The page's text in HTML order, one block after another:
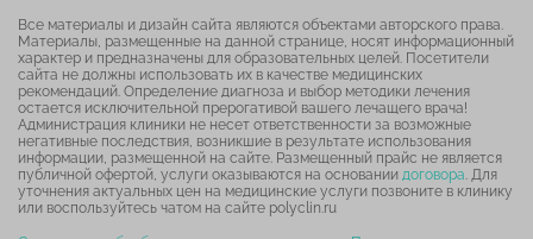
Все материалы и дизайн сайта являются объектами авторского права.
Материалы, размещенные на данной странице, носят информационный
характер и предназначены для образовательных целей. Посетители
сайта не должны использовать их в качестве медицинских
рекомендаций. Определение диагноза и выбор методики лечения
остается исключительной прерогативой вашего лечащего врача!
Администрация клиники не несет ответственности за возможные
негативные последствия, возникшие в результате использования
информации, размещенной на сайте. Размещенный прайс не является
публичной офертой, услуги оказываются на основании договора. Для
уточнения актуальных цен на медицинские услуги позвоните в клинику
или воспользуйтесь чатом на сайте polyclin.ru